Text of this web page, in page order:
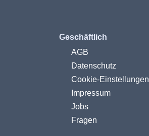
Geschäftlich
AGB
Datenschutz
Cookie-Einstellungen
Impressum
Jobs
Fragen